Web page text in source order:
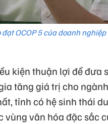
OCOP 5 của doanh nghiệp
kiện thuận lợi để đưa
tăng giá trị cho
tỉnh có hệ sinh thái
vùng văn hóa đặc sắc